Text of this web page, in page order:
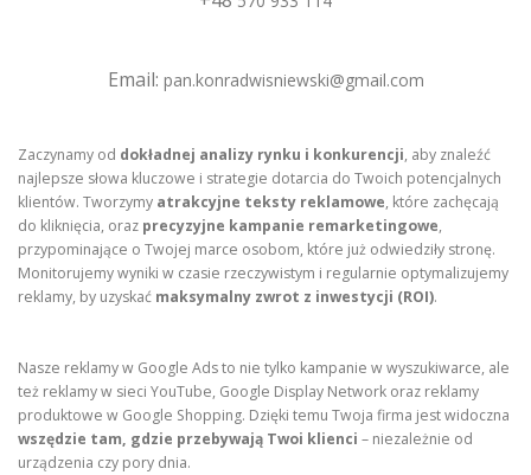
Email: pan.konradwisniewski@gmail.com
Zaczynamy od dokładnej analizy rynku i konkurencji, aby znaleźć
najlepsze słowa kluczowe i strategie dotarcia do Twoich potencjalnych
klientów. Tworzymy atrakcyjne teksty reklamowe, które zachęcają
do kliknięcia, oraz precyzyjne kampanie remarketingowe,
przypominające o Twojej marce osobom, które już odwiedziły stronę.
Monitorujemy wyniki w czasie rzeczywistym i regularnie optymalizujemy
reklamy, by uzyskać maksymalny zwrot z inwestycji (ROI).
Nasze reklamy w Google Ads to nie tylko kampanie w wyszukiwarce, ale
też reklamy w sieci YouTube, Google Display Network oraz reklamy
produktowe w Google Shopping. Dzięki temu Twoja firma jest widoczna
wszędzie tam, gdzie przebywają Twoi klienci – niezależnie od
urządzenia czy pory dnia.